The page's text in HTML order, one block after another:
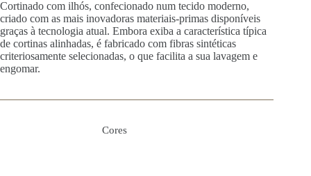
Cortinado com ilhós, confecionado num tecido moderno,
criado com as mais inovadoras materiais-primas disponíveis
graças à tecnologia atual. Embora exiba a característica típica
de cortinas alinhadas, é fabricado com fibras sintéticas
criteriosamente selecionadas, o que facilita a sua lavagem e
engomar.
Cores